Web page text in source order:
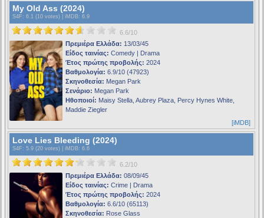
My Old Ass (2024)
S4F : 6.1 (10 votes) | iMDB: 6.9
6.6/10
Πρεμιέρα Ελλάδα: 13/03/45
Είδος ταινίας: Comedy | Drama
Έτος πρώτης προβολής: 2024
Βαθμολογία: 6.9/10 (47923)
Σκηνοθεσία: Megan Park
Σενάριο: Megan Park
Ηθοποιοί: Maisy Stella, Aubrey Plaza, Percy Hynes White,
Maddie Ziegler
[iMDB]
Love Lies Bleeding (2024)
S4F : 5.9 (20 votes) | iMDB: 6.6
6.2/10
Πρεμιέρα Ελλάδα: 08/09/45
Είδος ταινίας: Crime | Drama
Έτος πρώτης προβολής: 2024
Βαθμολογία: 6.6/10 (65113)
Σκηνοθεσία: Rose Glass